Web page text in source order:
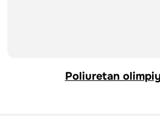
Poliuretan